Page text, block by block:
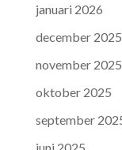
januari 2026
december 2025
november 2025
oktober 2025
september